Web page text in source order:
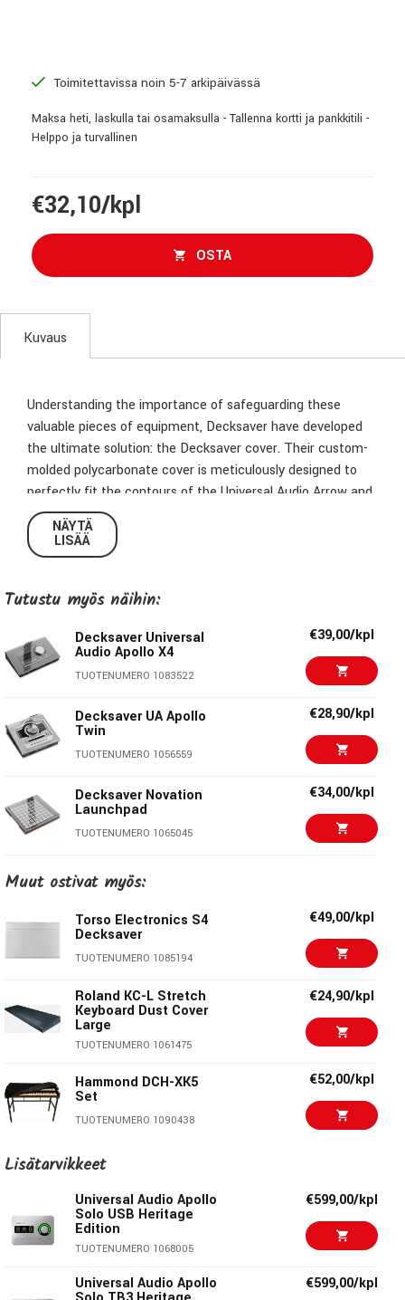
Toimitettavissa noin 5-7 arkipäivässä
Maksa heti, laskulla tai osamaksulla - Tallenna kortti ja pankkitili -
Helppo ja turvallinen
€32,10/kpl
OSTA
Kuvaus
Understanding the importance of safeguarding these
valuable pieces of equipment, Decksaver have developed
the ultimate solution: the Decksaver cover. Their custom-
molded polycarbonate cover is meticulously designed to
perfectly fit the contours of the Universal Audio Arrow and
Solo, ensuring optimal protection.
Specifications:
Weight:
0.145 kg
Material:
18,3 x 12,5 x 2,8 cm
Finish:
Smoked/Clear
NÄYTÄ
LISÄÄ
Tutustu myös näihin:
Decksaver Universal
Audio Apollo X4
TUOTENUMERO 1083522
€39,00/kpl
Decksaver UA Apollo
Twin
TUOTENUMERO 1056559
€28,90/kpl
Decksaver Novation
Launchpad
TUOTENUMERO 1065045
€34,00/kpl
Decksaver Eventide
H9/H9 Max
TUOTENUMERO 1075546
Decksaver SSL SiX €49,00/kpl
Decksaver Rane Sixty-
Two
€48,60/kpl
Decksaver SL1200 €44,00/kpl
Decksaver Roland
Boutique Series
TUOTENUMERO 1067979
Muut ostivat myös:
Torso Electronics S4
Decksaver
TUOTENUMERO 1085194
€49,00/kpl
Roland KC-L Stretch
Keyboard Dust Cover
Large
TUOTENUMERO 1061475
€24,90/kpl
Hammond DCH-XK5
Set
TUOTENUMERO 1090438
€52,00/kpl
Decksaver SL1200
TUOTENUMERO 1055272
ELTA Music Solar
Plastic Cover
TUOTENUMERO 1090143
€110,00/kpl
Lisätarvikkeet
Universal Audio Apollo
Solo USB Heritage
Edition
TUOTENUMERO 1068005
€599,00/kpl
Universal Audio Apollo €599,00/kpl